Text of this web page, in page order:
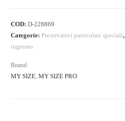
COD:D-228869
Categorie: Preservativi particolari speciali,
ingrosso
Brand:
MY SIZE,MY SIZE PRO